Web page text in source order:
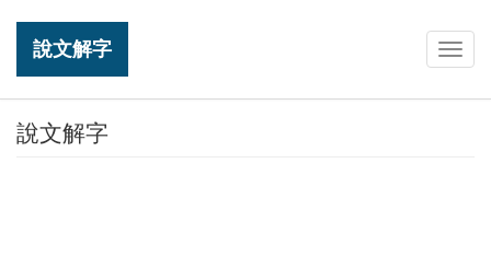
說文解字
說文解字